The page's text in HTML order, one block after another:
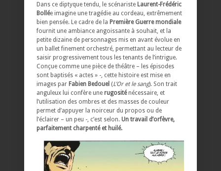
Dans ce diptyque tendu, le scénariste Laurent-Frédéric
Bollée imagine une tragédie au cordeau, extrêmement
bien pensée. Le cadre de la Première Guerre mondiale
fournit une ambiance angoissante à souhait, et la
petite dizaine de personnages mis en avant évolue en
un ballet finement orchestré, permettant au lecteur de
saisir progressivement tous les tenants de l’intrigue.
Conçue comme une pièce de théâtre – les épisodes
sont baptisés « actes » -, cette histoire est mise en
images par Fabien Bedouel (L’Or et le sang). Son trait
anguleux lui confère une rugositénécessaire, et
l’utilisation des ombres et des masses de couleur
permet d’appuyer la noirceur du propos ou de
l’éclairer – un peu -, c’est selon. Un travail d’orfèvre,
parfaitement charpenté et huilé.